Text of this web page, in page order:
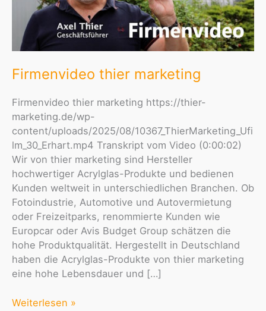
Firmenvideo thier marketing
Firmenvideo thier marketing https://thier-
marketing.de/wp-
content/uploads/2025/08/10367_ThierMarketing_Ufi
lm_30_Erhart.mp4 Transkript vom Video (0:00:02)
Wir von thier marketing sind Hersteller
hochwertiger Acrylglas-Produkte und bedienen
Kunden weltweit in unterschiedlichen Branchen. Ob
Fotoindustrie, Automotive und Autovermietung
oder Freizeitparks, renommierte Kunden wie
Europcar oder Avis Budget Group schätzen die
hohe Produktqualität. Hergestellt in Deutschland
haben die Acrylglas-Produkte von thier marketing
eine hohe Lebensdauer und […]
Weiterlesen »